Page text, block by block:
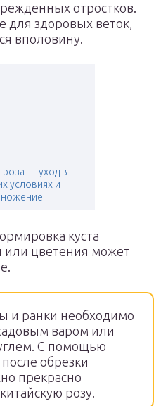
отростков.
для здоровых веток,
вполовину.
роза — уход в
условиях и
куста
или цветения может
и ранки необходимо
варом или
С помощью
обрезки
прекрасно
розу.